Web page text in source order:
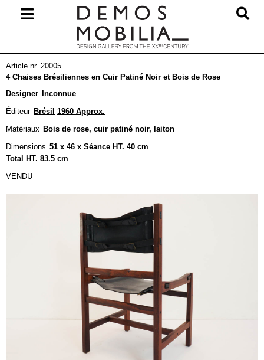
Navigation
Article nr. 20005
4 Chaises Brésiliennes en Cuir Patiné Noir et Bois de Rose
Designer
Inconnue
Éditeur Brésil 1960 Approx.
Matériaux Bois de rose, cuir patiné noir, laiton
Dimensions 51 x 46 x Séance HT. 40 cm
Total HT. 83.5 cm
VENDU